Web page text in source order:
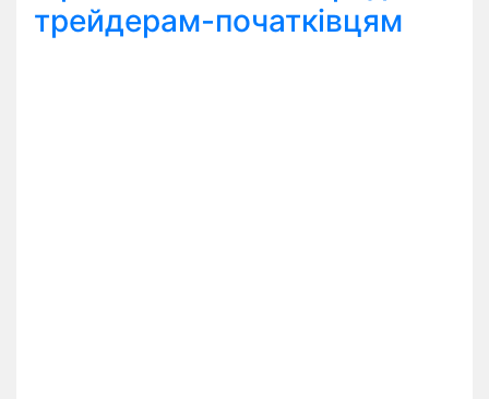
трейдерам-початківцям